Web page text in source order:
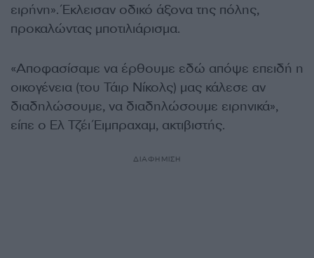
ειρήνη». Έκλεισαν οδικό άξονα της πόλης,
προκαλώντας μποτιλιάρισμα.
«Αποφασίσαμε να έρθουμε εδώ απόψε επειδή η
οικογένεια (του Τάιρ Νίκολς) μας κάλεσε αν
διαδηλώσουμε, να διαδηλώσουμε ειρηνικά»,
είπε ο Ελ Τζέι Έιμπραχαμ, ακτιβιστής.
ΔΙΑΦΗΜΙΣΗ